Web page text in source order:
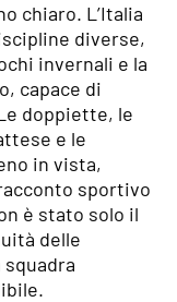
chiaro. L’Italia
diverse,
invernali e la
capace di
doppiette, le
e le
in vista,
sportivo
è stato solo il
delle